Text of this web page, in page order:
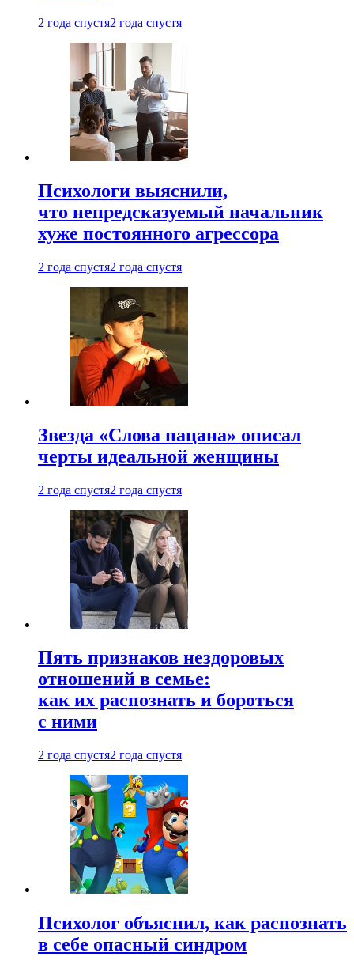
2 года спустя2 года спустя
Психологи выяснили,
что непредсказуемый начальник
хуже постоянного агрессора
2 года спустя2 года спустя
Звезда «Слова пацана» описал
черты идеальной женщины
2 года спустя2 года спустя
Пять признаков нездоровых
отношений в семье:
как их распознать и бороться
с ними
2 года спустя2 года спустя
Психолог объяснил, как распознать
в себе опасный синдром